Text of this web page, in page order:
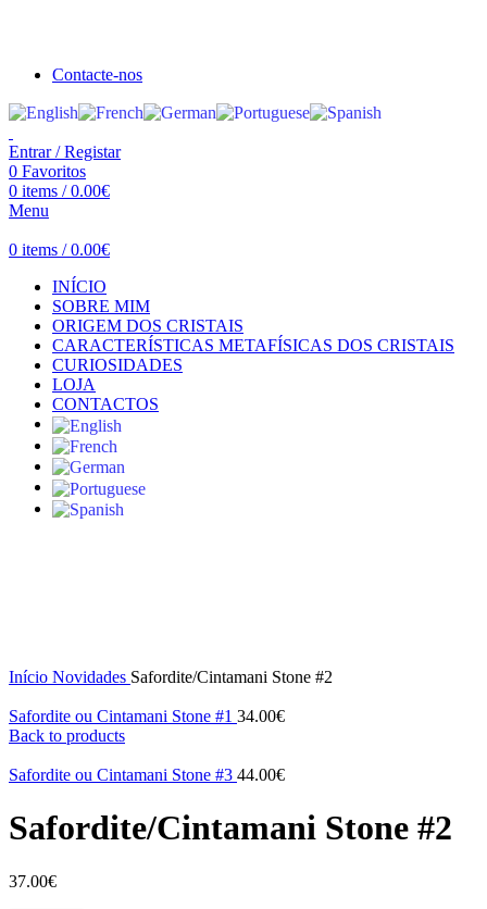
Contacte-nos
Entrar / Registar
0 Favoritos
0 items / 0.00€
Menu
0 items / 0.00€
INÍCIO
SOBRE MIM
ORIGEM DOS CRISTAIS
CARACTERÍSTICAS METAFÍSICAS DOS CRISTAIS
CURIOSIDADES
LOJA
CONTACTOS
Início Novidades Safordite/Cintamani Stone #2
Safordite ou Cintamani Stone #1 34.00€
Back to products
Safordite ou Cintamani Stone #3 44.00€
Safordite/Cintamani Stone #2
37.00€